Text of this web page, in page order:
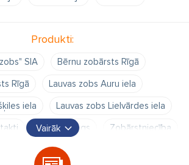
Produkti:
SIA
Bērnu zobārsts Rīgā
Rīgā
Lauvas zobs Auru iela
iela
Lauvas zobs Lielvārdes iela
Stomatologs
Zobārstniecība
bērnu zobārstniecība
Vairāk